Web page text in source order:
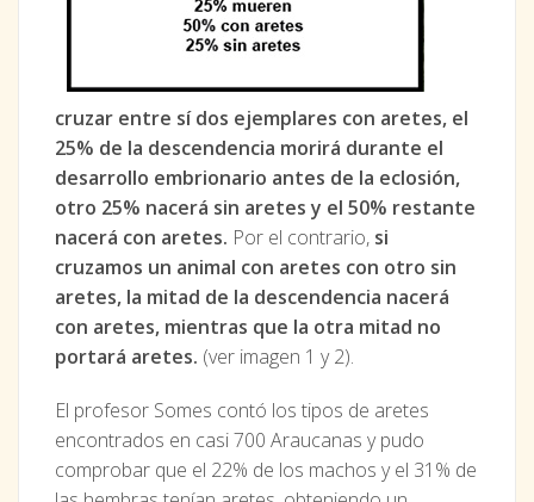
cruzar entre sí dos ejemplares con aretes, el
25% de la descendencia morirá durante el
desarrollo embrionario antes de la eclosión,
otro 25% nacerá sin aretes y el 50% restante
nacerá con aretes. Por el contrario, si
cruzamos un animal con aretes con otro sin
aretes, la mitad de la descendencia nacerá
con aretes, mientras que la otra mitad no
portará aretes. (ver imagen 1 y 2).
El profesor Somes contó los tipos de aretes
encontrados en casi 700 Araucanas y pudo
comprobar que el 22% de los machos y el 31% de